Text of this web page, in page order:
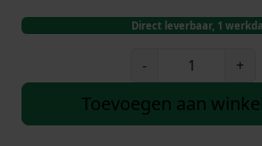
Direct leverbaar, 1
- +
Toevoegen aan